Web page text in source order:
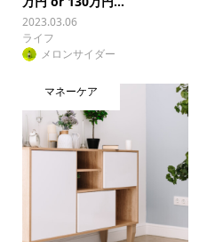
2023.03.06
ライフ
メロンサイダー
マネーケア